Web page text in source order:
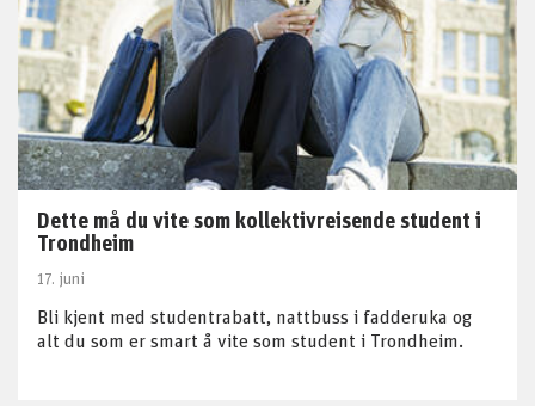
Dette må du vite som kollektivreisende student i
Trondheim
17. juni
Bli kjent med studentrabatt, nattbuss i fadderuka og
alt du som er smart å vite som student i Trondheim.